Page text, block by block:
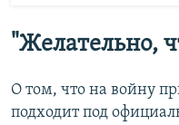
"Желательно,
О том, что на войну
подходит под